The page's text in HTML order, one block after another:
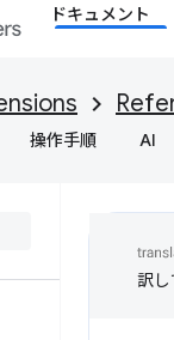
ドキュメント
操作手順 AI
訳し